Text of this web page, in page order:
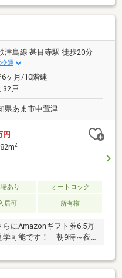
タ付インターホン、エレ
津島線 甚目寺駅 徒歩20分
交通
6ヶ月/10階建
32戸
県あま市中萱津
円
2
あり
オートロック
居可 所有権
にAmazonギフト券6.5万
学可能です！ 朝9時～夜